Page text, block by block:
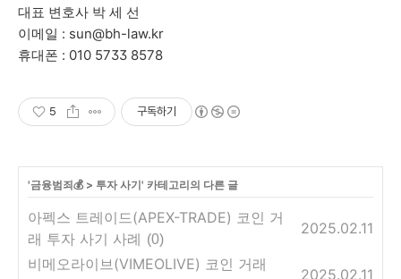
대표 변호사 박 세 선
이메일 : sun@bh-law.kr
휴대폰 : 010 5733 8578
5 구독하기
'금융범죄💰> 투자 사기' 카테고리의 다른 글
아펙스 트레이드(APEX-TRADE) 코인 거
래 투자 사기 사례 (0)
2025.02.11
비메오라이브(VIMEOLIVE) 코인 거래
2025.02.11